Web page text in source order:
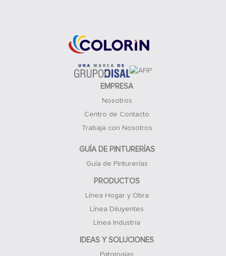
EMPRESA
Nosotros
Centro de Contacto
Trabaja con Nosotros
GUÍA DE PINTURERÍAS
Guía de Pinturerías
PRODUCTOS
Línea Hogar y Obra
Línea Diluyentes
Línea Industria
IDEAS Y SOLUCIONES